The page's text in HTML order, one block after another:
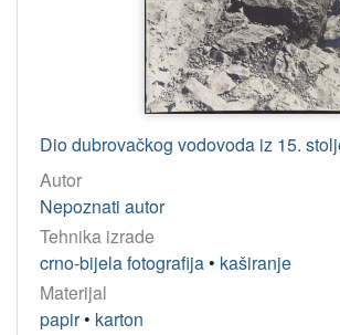
Dio dubrovačkog vodovoda iz 15.
Autor
Nepoznati autor
Tehnika izrade
crno-bijela fotografija • kaširanje
Materijal
papir• karton